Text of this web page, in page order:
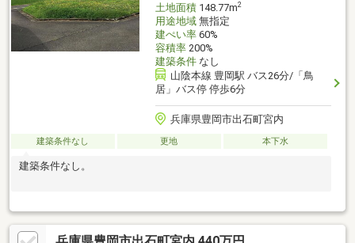
土地面積148.77m2
用途地域無指定
建ぺい率60%
容積率200%
建築条件なし
山陰本線 豊岡駅 バス26分/「鳥
居」バス停 停歩6分
兵庫県豊岡市出石町宮内
建築条件なし 更地 本下水
建築条件なし。